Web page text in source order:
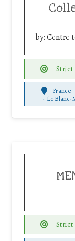
by:Centre
Strict
France
- Le Blanc-
Strict